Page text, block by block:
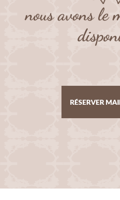
nous avons
RÉSERVER